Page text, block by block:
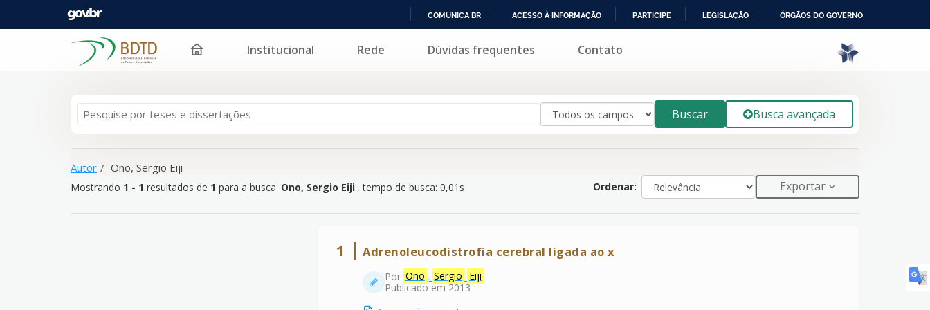
PARA
COMUNICA BR ACESSO À INFORMAÇÃO PARTICIPE LEGISLAÇÃO ÓRGÃOS DO GOVERNO
resultados de1para a busca ' Ono, Sergio Eiji'
Pular para o conteúdo Institucional Rede Dúvidas frequentes Contato
Buscar Busca avançada
Autor Ono, Sergio Eiji
Mostrando 1 - 1 resultados de 1 para a busca 'Ono, Sergio Eiji', tempo de busca: 0,01s Ordenar: Exportar
1 Adrenoleucodistrofia cerebral ligada ao x
Por Ono , Sergio
Eiji
Publicado em 2013